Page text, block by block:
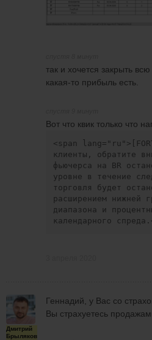
так и хочется закрыть
какая-то прибыль есть.
Вот что квик только что
<span
клиенты, обратите
фьючерса на BR
уровне в течение
торговля будет
расширением нижней
диапазона и
календарного
Дмитрий
Брыляков
Геннадий, у Вас со
Вы страхуетесь